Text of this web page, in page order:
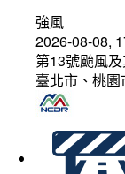
強風
2026-08-08,
第13號颱風
臺北市、桃